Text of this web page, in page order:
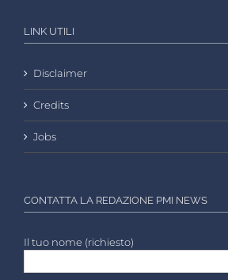
LINK UTILI
Disclaimer
Credits
Jobs
CONTATTA LA REDAZIONE PMI NEWS
Il tuo nome (richiesto)